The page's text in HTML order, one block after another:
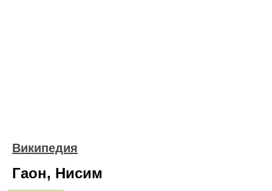
Википедия
Гаон, Нисим